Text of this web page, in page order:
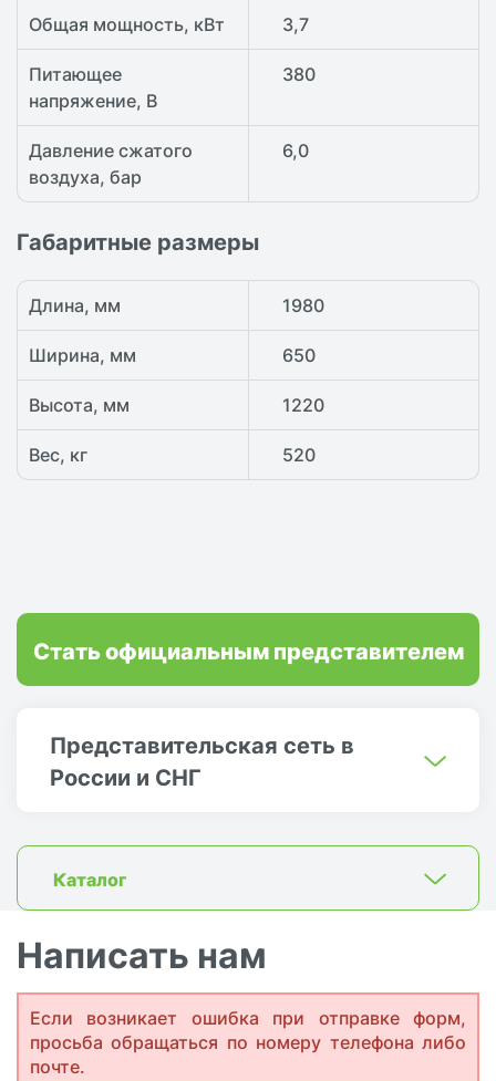
Общая мощность, кВт 3,7
Питающее
напряжение, В
380
Давление сжатого
воздуха, бар
6,0
Габаритные размеры
Длина, мм 1980
Ширина, мм 650
Высота, мм 1220
Вес, кг 520
Представительская сеть в
России и СНГ
Стать официальным представителем
Каталог
Написать нам
Если возникает ошибка при отправке форм,
просьба обращаться по номеру телефона либо
почте.